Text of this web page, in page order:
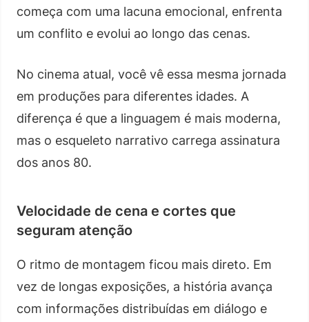
começa com uma lacuna emocional, enfrenta
um conflito e evolui ao longo das cenas.
No cinema atual, você vê essa mesma jornada
em produções para diferentes idades. A
diferença é que a linguagem é mais moderna,
mas o esqueleto narrativo carrega assinatura
dos anos 80.
Velocidade de cena e cortes que
seguram atenção
O ritmo de montagem ficou mais direto. Em
vez de longas exposições, a história avança
com informações distribuídas em diálogo e